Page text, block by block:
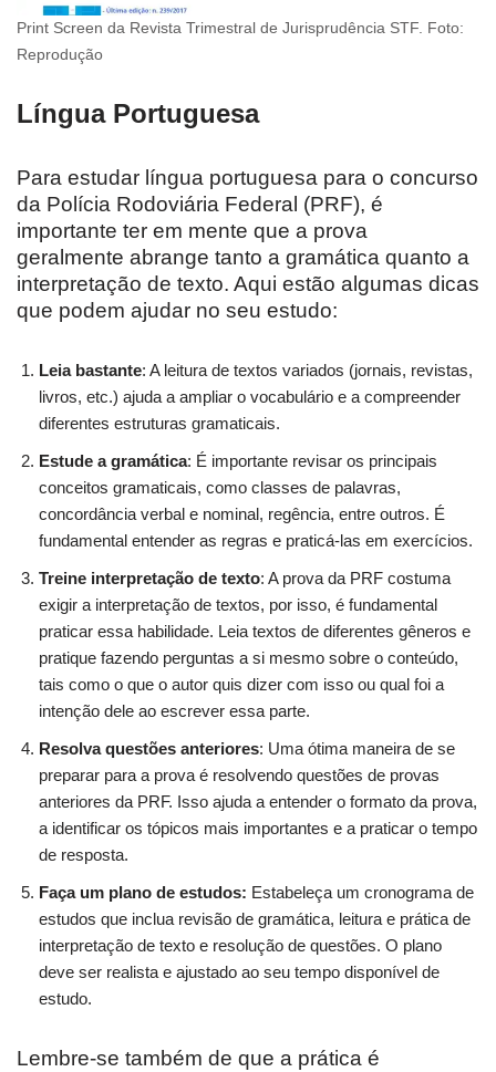
Print Screen da Revista Trimestral de Jurisprudência STF. Foto:
Reprodução
Língua Portuguesa
Para estudar língua portuguesa para o concurso
da Polícia Rodoviária Federal (PRF), é
importante ter em mente que a prova
geralmente abrange tanto a gramática quanto a
interpretação de texto. Aqui estão algumas dicas
que podem ajudar no seu estudo:
Leia bastante: A leitura de textos variados (jornais, revistas,
livros, etc.) ajuda a ampliar o vocabulário e a compreender
diferentes estruturas gramaticais.
Estude a gramática: É importante revisar os principais
conceitos gramaticais, como classes de palavras,
concordância verbal e nominal, regência, entre outros. É
fundamental entender as regras e praticá-las em exercícios.
Treine interpretação de texto: A prova da PRF costuma
exigir a interpretação de textos, por isso, é fundamental
praticar essa habilidade. Leia textos de diferentes gêneros e
pratique fazendo perguntas a si mesmo sobre o conteúdo,
tais como o que o autor quis dizer com isso ou qual foi a
intenção dele ao escrever essa parte.
Resolva questões anteriores: Uma ótima maneira de se
preparar para a prova é resolvendo questões de provas
anteriores da PRF. Isso ajuda a entender o formato da prova,
a identificar os tópicos mais importantes e a praticar o tempo
de resposta.
Faça um plano de estudos: Estabeleça um cronograma de
estudos que inclua revisão de gramática, leitura e prática de
interpretação de texto e resolução de questões. O plano
deve ser realista e ajustado ao seu tempo disponível de
estudo.
Lembre-se também de que a prática é